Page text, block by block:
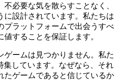
必要な気を散らすことなく、
に設計されています。私たちは
プラットフォームで出会うすべ
することを保証します。
ゲームは見つかりません。私た
集しています。なぜなら、それ
たゲームであると信じているか